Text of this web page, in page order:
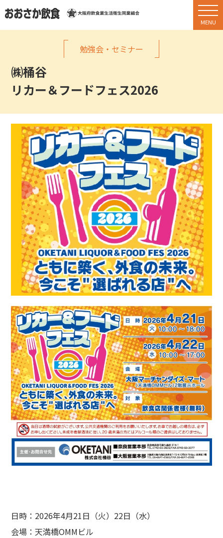
勉強会・セミナー
㈱桶谷
リカー＆フードフェス2026
日時：2026年4月21日（火）22日（水）
会場：天満橋OMMビル